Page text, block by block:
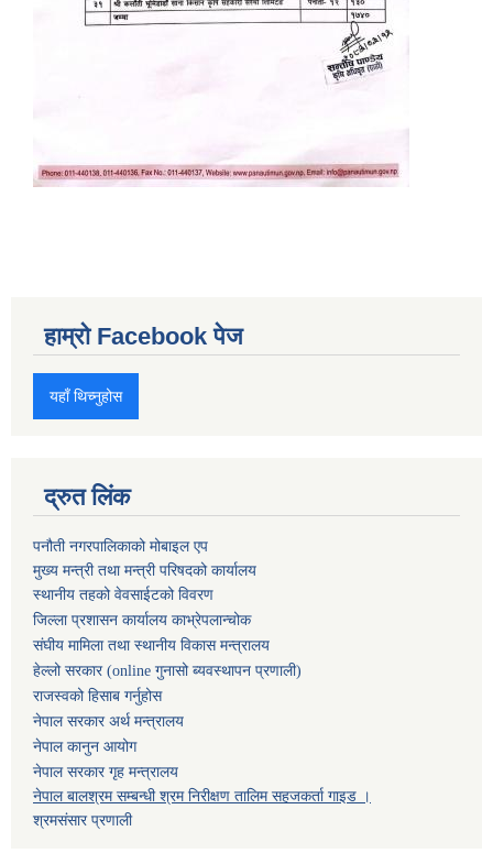
हाम्रो Facebook पेज
यहाँ थिच्नुहोस
द्रुत लिंक
पनौती नगरपालिकाको मोबाइल एप
मुख्य मन्त्री तथा मन्त्री परिषदको कार्यालय
स्थानीय तहको वेवसाईटको विवरण
जिल्ला प्रशासन कार्यालय काभ्रेपलान्चोक
संघीय मामिला तथा स्थानीय विकास मन्त्रालय
हेल्लो सरकार (online गुनासो ब्यवस्थापन प्रणाली)
राजस्वको हिसाब गर्नुहोस
नेपाल सरकार अर्थ मन्त्रालय
नेपाल कानुन आयोग
नेपाल सरकार गृह मन्त्रालय
नेपाल बालश्रम सम्बन्धी श्रम निरीक्षण तालिम सहजकर्ता गाइड ।
श्रमसंसार प्रणाली